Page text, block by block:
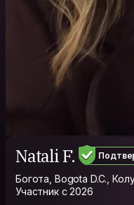
Natali F.
Богота, Bogota D.C.,
Участник с 2026